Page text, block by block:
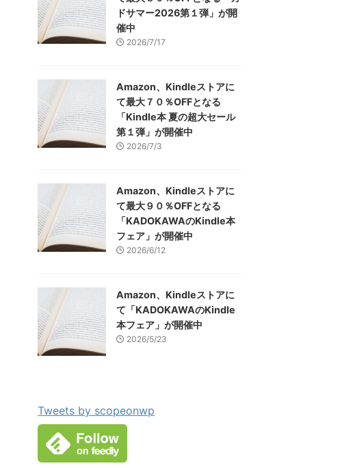
ドサマー2026第１弾」が開
催中
2026/7/17
Amazon、Kindleストアに
て最大７０％OFFとなる
「Kindle本 夏の超大セール
第１弾」が開催中
2026/7/3
Amazon、Kindleストアに
て最大９０％OFFとなる
「KADOKAWAのKindle本
フェア」が開催中
2026/6/12
Amazon、Kindleストアに
て「KADOKAWAのKindle
本フェア」が開催中
2026/5/23
Tweets by scopeonwp